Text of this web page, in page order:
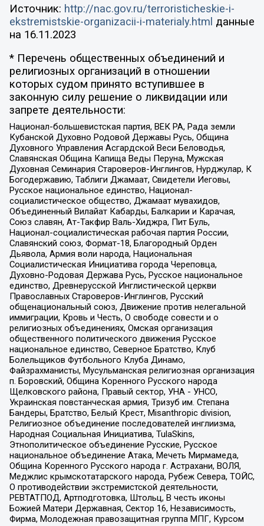
Источник: http://nac.gov.ru/terroristicheskie-i-
ekstremistskie-organizacii-i-materialy.html данные
на 16.11.2023
* Перечень общественных объединений и
религиозных организаций в отношении
которых судом принято вступившее в
законную силу решение о ликвидации или
запрете деятельности:
Национал-большевистская партия, ВЕК РА, Рада земли
Кубанской Духовно Родовой Державы Русь, Община
Духовного Управления Асгардской Веси Беловодья,
Славянская Община Капища Веды Перуна, Мужская
Духовная Семинария Староверов-Инглингов, Нурджулар, К
Богодержавию, Таблиги Джамаат, Свидетели Иеговы,
Русское национальное единство, Национал-
социалистическое общество, Джамаат мувахидов,
Объединенный Вилайат Кабарды, Балкарии и Карачая,
Союз славян, Ат-Такфир Валь-Хиджра, Пит Буль,
Национал-социалистическая рабочая партия России,
Славянский союз, Формат-18, Благородный Орден
Дьявола, Армия воли народа, Национальная
Социалистическая Инициатива города Череповца,
Духовно-Родовая Держава Русь, Русское национальное
единство, Древнерусской Инглистической церкви
Православных Староверов-Инглингов, Русский
общенациональный союз, Движение против нелегальной
иммиграции, Кровь и Честь, О свободе совести и о
религиозных объединениях, Омская организация
общественного политического движения Русское
национальное единство, Северное Братство, Клуб
Болельщиков Футбольного Клуба Динамо,
Файзрахманисты, Мусульманская религиозная организация
п. Боровский, Община Коренного Русского народа
Щелковского района, Правый сектор, УНА - УНСО,
Украинская повстанческая армия, Тризуб им. Степана
Бандеры, Братство, Белый Крест, Misanthropic division,
Религиозное объединение последователей инглиизма,
Народная Социальная Инициатива, TulaSkins,
Этнополитическое объединение Русские, Русское
национальное объединение Атака, Мечеть Мирмамеда,
Община Коренного Русского народа г. Астрахани, ВОЛЯ,
Меджлис крымскотатарского народа, Рубеж Севера, ТОЙС,
О противодействии экстремистской деятельности,
РЕВТАТПОД, Артподготовка, Штольц, В честь иконы
Божией Матери Державная, Сектор 16, Независимость,
Фирма, Молодежная правозащитная группа МПГ, Курсом